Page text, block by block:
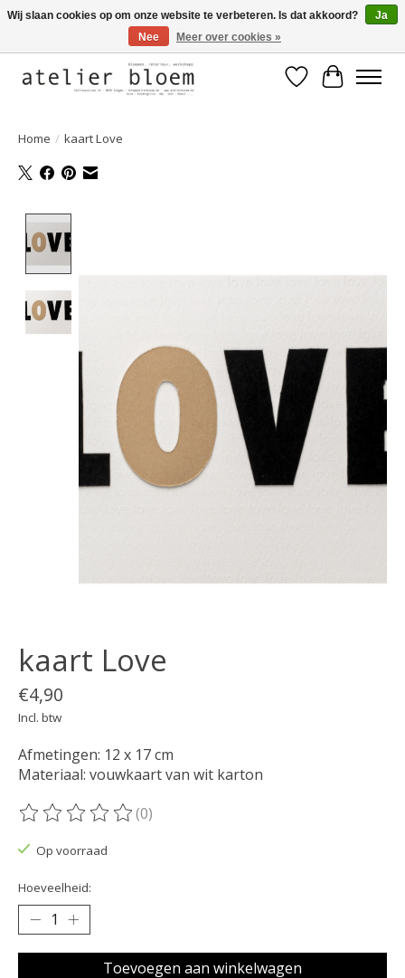
Welkom bij Atelier Bloem
Verlanglijst
Home / kaart Love
kaart Love
€4,90
Incl. btw
Afmetingen: 12 x 17 cm
Materiaal: vouwkaart van wit karton
De beoordeling van dit product is
(0)
Op voorraad
Hoeveelheid:
Toevoegen aan winkelwagen
Wij slaan cookies op om onze website te verbeteren. Is dat akkoord?
Ja
Nee
Meer over cookies »